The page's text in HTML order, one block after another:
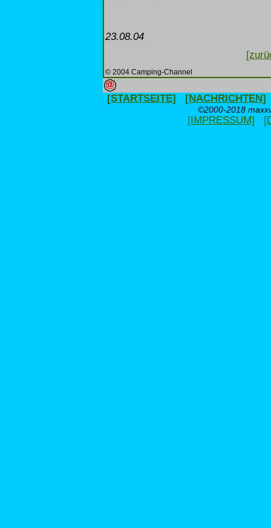
23.08.04
© 2004 Camping-Channel
[STARTSEITE] [NACHRICHTEN]
©2000-2018
[IMPRESSUM]